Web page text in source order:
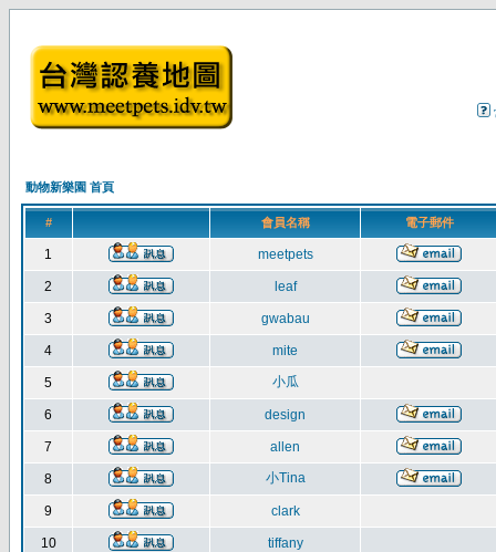
動物新樂園 首頁
# 會員名稱 電子郵件
1 meetpets
2 leaf
3 gwabau
4 mite
5 小瓜
6 design
7 allen
8 小Tina
9 clark
10 tiffany